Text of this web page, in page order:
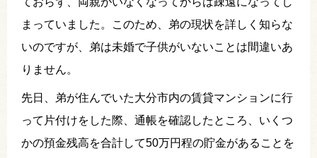
まっていました。このため、弟の現状を詳しく知らな
いのですが、弟は未婚で子供がいないことは間違いあ
りません。
先日、弟が住んでいた大分市内の賃貸マンションに行
って片付けをした際、通帳を確認したところ、いくつ
かの預金残高を合計して50万円程の貯金があることを